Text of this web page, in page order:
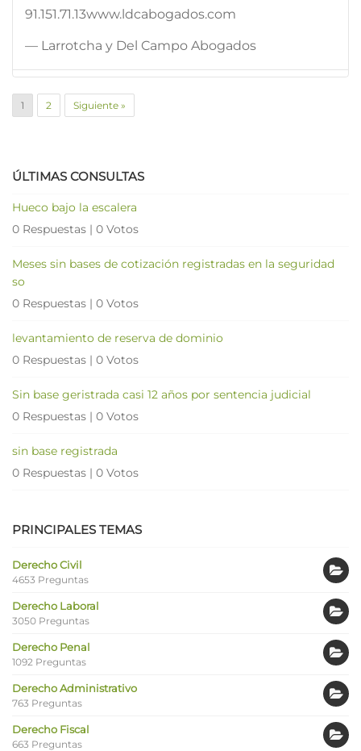
91.151.71.13www.ldcabogados.com
— Larrotcha y Del Campo Abogados
1 2 Siguiente »
ÚLTIMAS CONSULTAS
Hueco bajo la escalera
0 Respuestas | 0 Votos
Meses sin bases de cotización registradas en la seguridad
so
0 Respuestas | 0 Votos
levantamiento de reserva de dominio
0 Respuestas | 0 Votos
Sin base geristrada casi 12 años por sentencia judicial
0 Respuestas | 0 Votos
sin base registrada
0 Respuestas | 0 Votos
PRINCIPALES TEMAS
Derecho Civil
4653 Preguntas
Derecho Laboral
3050 Preguntas
Derecho Penal
1092 Preguntas
Derecho Administrativo
763 Preguntas
Derecho Fiscal
663 Preguntas